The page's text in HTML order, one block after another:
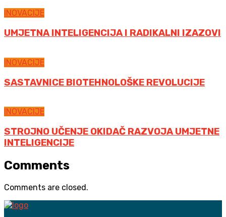
INOVACIJE
UMJETNA INTELIGENCIJA I RADIKALNI IZAZOVI
INOVACIJE
SASTAVNICE BIOTEHNOLOŠKE REVOLUCIJE
INOVACIJE
STROJNO UČENJE OKIDAČ RAZVOJA UMJETNE
INTELIGENCIJE
Comments
Comments are closed.